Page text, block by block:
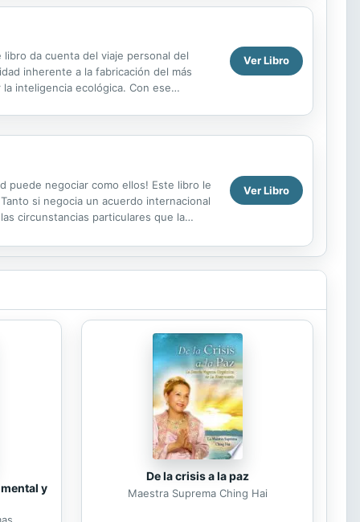
da cuenta del viaje personal del
inherente a la fabricación del más
inteligencia ecológica. Con ese
Ver Libro
puede negociar como ellos! Este libro le
si negocia un acuerdo internacional
circunstancias particulares que la
Ver Libro
y
De la crisis a la paz
Maestra Suprema Ching Hai